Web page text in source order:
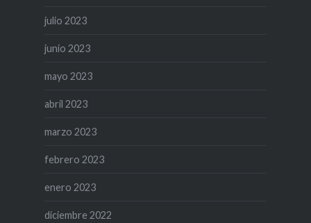
julio 2023
junio 2023
mayo 2023
abril 2023
marzo 2023
febrero 2023
enero 2023
diciembre 2022